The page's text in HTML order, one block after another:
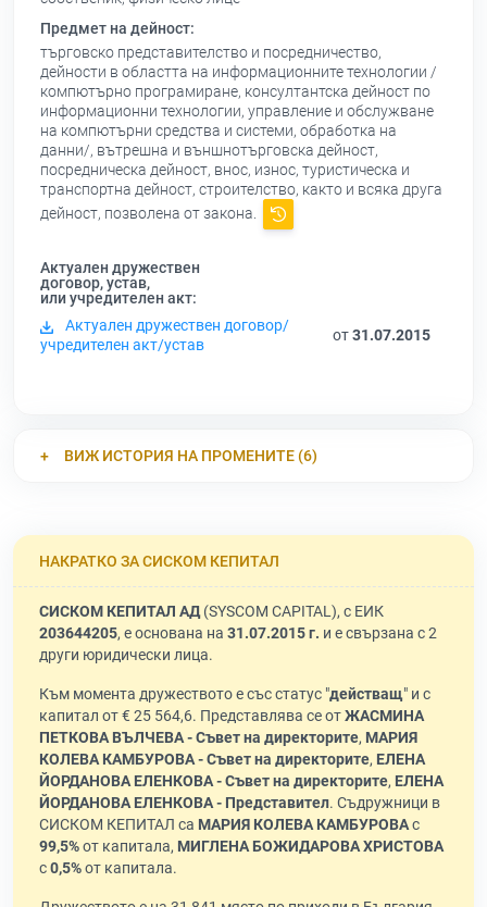
Предмет на дейност:
търговско представителство и посредничество,
дейности в областта на информационните технологии /
компютърно програмиране, консултантска дейност по
информационни технологии, управление и обслужване
на компютърни средства и системи, обработка на
данни/, вътрешна и външнотърговска дейност,
посредническа дейност, внос, износ, туристическа и
транспортна дейност, строителство, както и всяка друга
дейност, позволена от закона.
Актуален дружествен
договор, устав,
или учредителен акт:
Актуален дружествен договор/
учредителен акт/устав
от31.07.2015
ВИЖ ИСТОРИЯ НА ПРОМЕНИТЕ (6)
НАКРАТКО ЗА СИСКОМ КЕПИТАЛ
СИСКОМ КЕПИТАЛ АД(SYSCOM CAPITAL), с ЕИК
203644205, е основана на 31.07.2015 г. и е свързана с 2
други юридически лица.
Към момента дружеството е със статус "действащ" и с
капитал от € 25 564,6. Представлява се отЖАСМИНА
ПЕТКОВА ВЪЛЧЕВА - Съвет на директорите, МАРИЯ
КОЛЕВА КАМБУРОВА - Съвет на директорите, ЕЛЕНА
ЙОРДАНОВА ЕЛЕНКОВА - Съвет на директорите, ЕЛЕНА
ЙОРДАНОВА ЕЛЕНКОВА - Представител. Съдружници в
СИСКОМ КЕПИТАЛ са МАРИЯ КОЛЕВА КАМБУРОВАс
99,5%от капитала, МИГЛЕНА БОЖИДАРОВА ХРИСТОВА
с0,5%от капитала.